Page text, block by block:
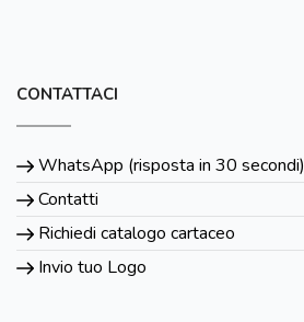
CONTATTACI
WhatsApp (risposta in 30 secondi)
Contatti
Richiedi catalogo cartaceo
Invio tuo Logo